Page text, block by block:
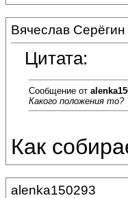
Вячеслав Серёгин
Цитата:
Сообщение от
Какого положения то?
Как
alenka150293